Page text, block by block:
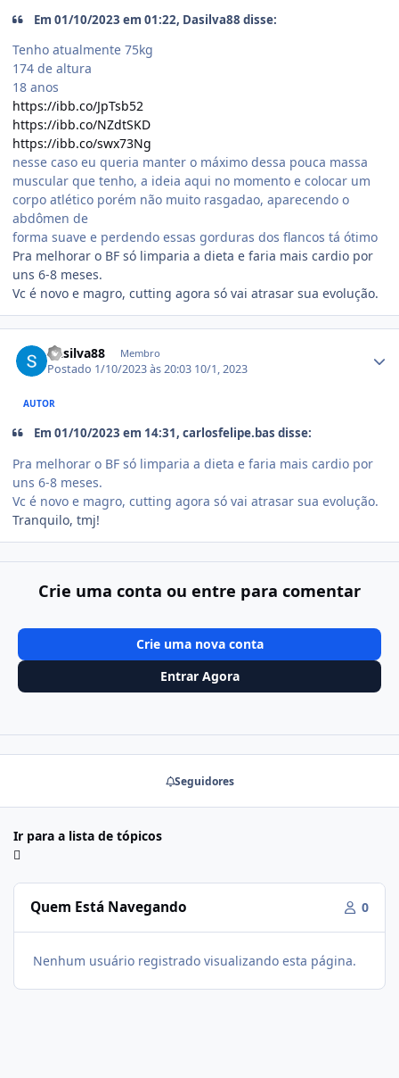
Em 01/10/2023 em 01:22, Dasilva88 disse:
Tenho atualmente 75kg
174 de altura
18 anos
https://ibb.co/JpTsb52
https://ibb.co/NZdtSKD
https://ibb.co/swx73Ng
nesse caso eu queria manter o máximo dessa pouca massa
muscular que tenho, a ideia aqui no momento e colocar um
corpo atlético porém não muito rasgadao, aparecendo o
abdômen de
forma suave e perdendo essas gorduras dos flancos tá ótimo
Pra melhorar o BF só limparia a dieta e faria mais cardio por
uns 6-8 meses.
Vc é novo e magro, cutting agora só vai atrasar sua evolução.
Dasilva88 Membro
Postado 1/10/2023 às 20:03 10/1, 2023
AUTOR
Em 01/10/2023 em 14:31, carlosfelipe.bas disse:
Pra melhorar o BF só limparia a dieta e faria mais cardio por
uns 6-8 meses.
Vc é novo e magro, cutting agora só vai atrasar sua evolução.
Tranquilo, tmj!
Crie uma conta ou entre para comentar
Crie uma nova conta
Entrar Agora
Seguidores
Ir para a lista de tópicos
Quem Está Navegando 0
Nenhum usuário registrado visualizando esta página.